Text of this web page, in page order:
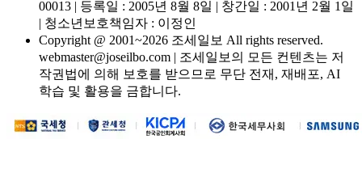
00013 | 등록일 : 2005년 8월 8일 | 창간일 : 2001년 2월 1일
| 청소년보호책임자 : 이정인
Copyright @ 2001~2026 조세일보 All rights reserved.
webmaster@joseilbo.com | 조세일보의 모든 컨텐츠는 저
작권법에 의해 보호를 받으므로 무단 전재, 재배포, AI
학습 및 활용을 금합니다.